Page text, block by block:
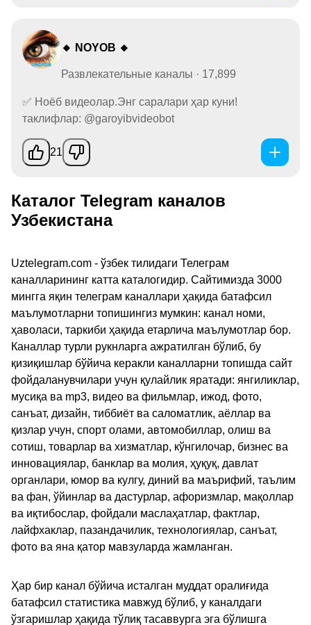
🔸 NOYOB 🔸
Развлекательные каналы · 17,899
✅ Ноёб видеолар.Энг саралари ҳар куни!
таклифлар: @garoyibvideobot
21
Каталог Telegram каналов
Узбекистана
Uztelegram.com - ўзбек тилидаги Телеграм
каналларининг катта каталогидир. Сайтимизда 3000
мингга яқин телеграм каналлари ҳақида батафсил
маълумотларни топишингиз мумкин: канал номи,
ҳаволаси, таркиби ҳақида етарлича маълумотлар бор.
Каналлар турли рукнларга ажратилган бўлиб, бу
қизиқишлар бўйича керакли каналларни топишда сайт
фойдаланувчилари учун қулайлик яратади: янгиликлар,
мусиқа ва mp3, видео ва фильмлар, ижод, фото,
санъат, дизайн, тиббиёт ва саломатлик, аёллар ва
қизлар учун, спорт олами, автомобиллар, олиш ва
сотиш, товарлар ва хизматлар, кўнгилочар, бизнес ва
инновациялар, банклар ва молия, ҳуқуқ, давлат
органлари, юмор ва кулгу, диний ва маърифий, таълим
ва фан, ўйинлар ва дастурлар, афоризмлар, мақоллар
ва иқтибослар, фойдали маслаҳатлар, фактлар,
лайфхаклар, пазандачилик, технологиялар, санъат,
фото ва яна қатор мавзуларда жамланган.
Ҳар бир канал бўйича исталган муддат оралиғида
батафсил статистика мавжуд бўлиб, у каналдаги
ўзгаришлар ҳақида тўлиқ тасаввурга эга бўлишга